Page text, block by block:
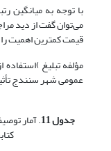
با توجه به میانگین
می‌توان گفت از دید
قیمت کمترین اهمیت
مؤلفه تبلیغ )استفاده
عمومی شهر سنندج
جدول 11 . آمار